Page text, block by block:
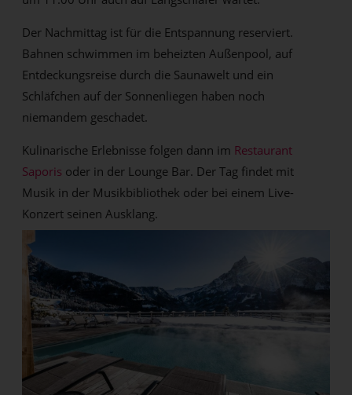
Der Nachmittag ist für die Entspannung reserviert.
Bahnen schwimmen im beheizten Außenpool, auf
Entdeckungsreise durch die Saunawelt und ein
Schläfchen auf der Sonnenliegen haben noch
niemandem geschadet.
Kulinarische Erlebnisse folgen dann im Restaurant
Saporis oder in der Lounge Bar. Der Tag findet mit
Musik in der Musikbibliothek oder bei einem Live-
Konzert seinen Ausklang.